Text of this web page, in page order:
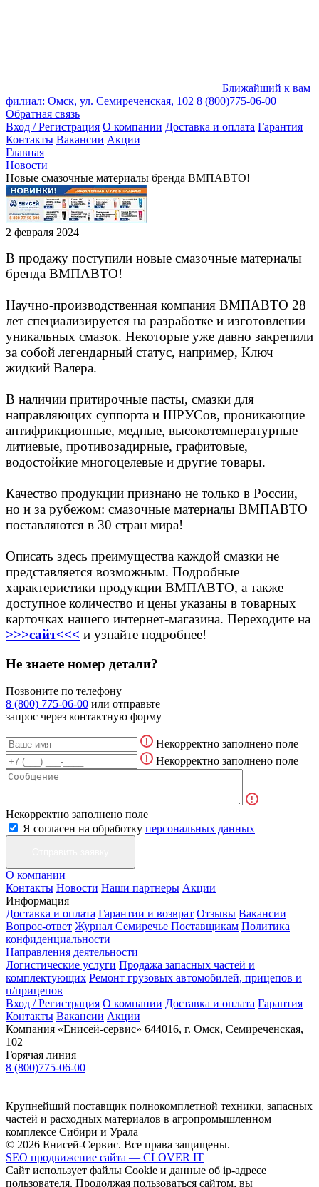
Ближайший к вам
филиал: Омск, ул. Семиреченская, 102 8 (800)775-06-00
Обратная связь
Вход / Регистрация О компании Доставка и оплата Гарантия
Контакты Вакансии Акции
Главная
Новости
Новые смазочные материалы бренда ВМПАВТО!
2 февраля 2024
В продажу поступили новые смазочные материалы
бренда ВМПАВТО!
Научно-производственная компания ВМПАВТО 28
лет специализируется на разработке и изготовлении
уникальных смазок. Некоторые уже давно закрепили
за собой легендарный статус, например, Ключ
жидкий Валера.
В наличии притирочные пасты, смазки для
направляющих суппорта и ШРУСов, проникающие
антифрикционные, медные, высокотемпературные
литиевые, противозадирные, графитовые,
водостойкие многоцелевые и другие товары.
Качество продукции признано не только в России,
но и за рубежом: смазочные материалы ВМПАВТО
поставляются в 30 стран мира!
Описать здесь преимущества каждой смазки не
представляется возможным. Подробные
характеристики продукции ВМПАВТО, а также
доступное количество и цены указаны в товарных
карточках нашего интернет-магазина. Переходите на
>>>сайт<<< и узнайте подробнее!
Не знаете номер детали?
Позвоните по телефону
8 (800) 775-06-00 или отправьте
запрос через контактную форму
Некорректно заполнено поле
Некорректно заполнено поле
Некорректно заполнено поле
Я согласен на обработку персональных данных
О компании
Контакты Новости Наши партнеры Акции
Информация
Доставка и оплата Гарантии и возврат Отзывы Вакансии
Вопрос-ответ Журнал Семиречье Поставщикам Политика
конфиденциальности
Направления деятельности
Логистические услуги Продажа запасных частей и
комплектующих Ремонт грузовых автомобилей, прицепов и
п/прицепов
Вход / Регистрация О компании Доставка и оплата Гарантия
Контакты Вакансии Акции
Компания «Енисей-сервис» 644016, г. Омск, Семиреченская,
102
Горячая линия
8 (800)775-06-00
Крупнейший поставщик полнокомплетной техники, запасных
частей и расходных материалов в агропромышленном
комплексе Сибири и Урала
© 2026 Енисей-Сервис. Все права защищены.
SEO продвижение сайта — CLOVER IT
Сайт использует файлы Cookie и данные об ip-адресе
пользователя. Продолжая пользоваться сайтом, вы